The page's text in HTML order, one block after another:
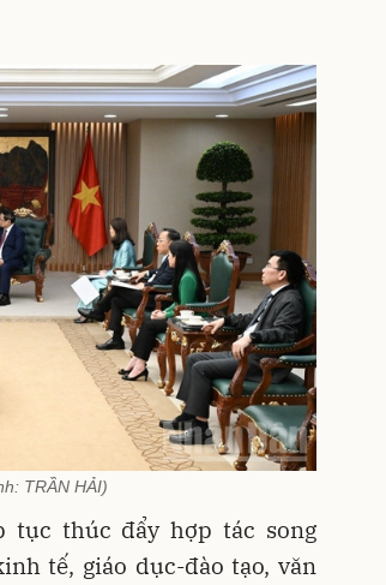
TRẦN HẢI)
tục thúc đẩy hợp tác song
tế, giáo dục-đào tạo, văn